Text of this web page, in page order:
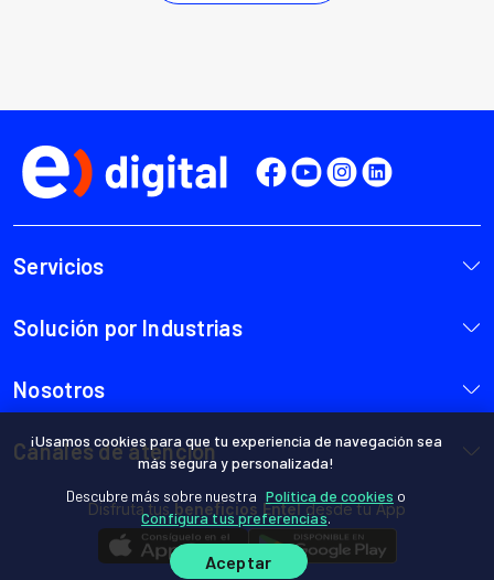
¡Usamos cookies para que tu experiencia de navegación sea
más segura y personalizada!
Descubre más sobre nuestra Política de cookies o
Configura tus preferencias.
Aceptar